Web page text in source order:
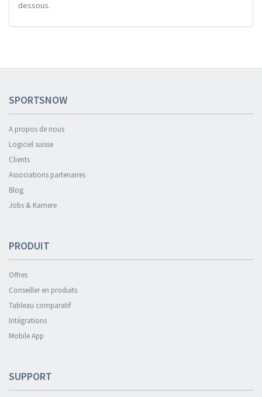
dessous.
SPORTSNOW
A propos de nous
Logiciel suisse
Clients
Associations partenaires
Blog
Jobs & Karriere
PRODUIT
Offres
Conseiller en produits
Tableau comparatif
Intégrations
Mobile App
SUPPORT